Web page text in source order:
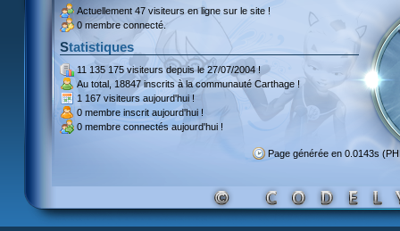
Actuellement 47 visiteurs en ligne sur le site !
0 membre connecté.
Statistiques
11 135 175 visiteursdepuis le 27/07/2004 !
Au total, 18847 inscritsà la communauté Carthage !
1 167 visiteurs aujourd'hui !
0 membre inscrit aujourd'hui !
0 membre connectés aujourd'hui !
Page générée en 0.0143s